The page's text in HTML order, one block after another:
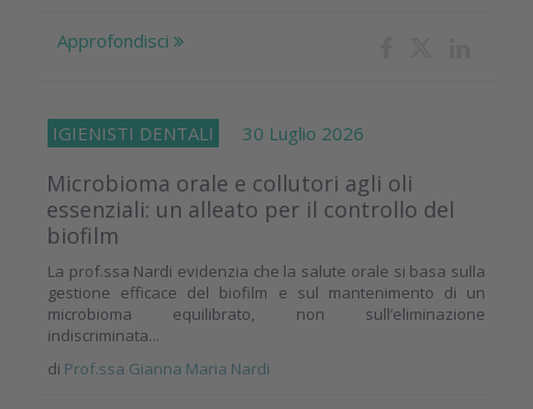
Approfondisci
IGIENISTI DENTALI 30 Luglio 2026
Microbioma orale e collutori agli oli
essenziali: un alleato per il controllo del
biofilm
La prof.ssa Nardi evidenzia che la salute orale si basa sulla
gestione efficace del biofilm e sul mantenimento di un
microbioma equilibrato, non sull’eliminazione
indiscriminata...
di Prof.ssa Gianna Maria Nardi